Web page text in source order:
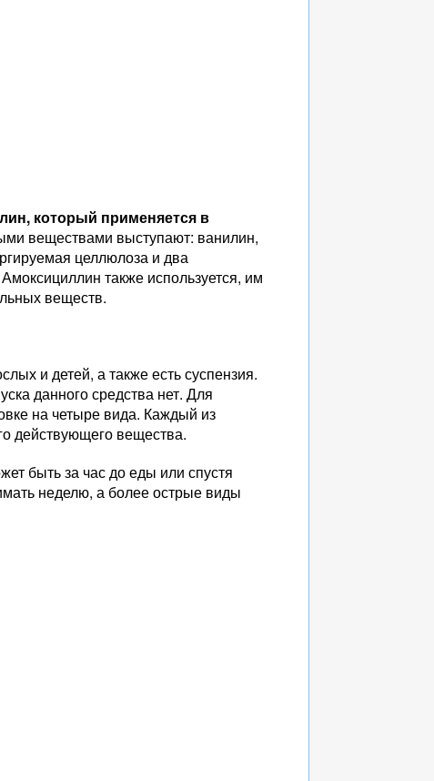
который применяется в
веществами выступают: ванилин,
целлюлоза и два
также используется, им
веществ.
и детей, а также есть суспензия.
данного средства нет. Для
на четыре вида. Каждый из
действующего вещества.
быть за час до еды или спустя
неделю, а более острые виды